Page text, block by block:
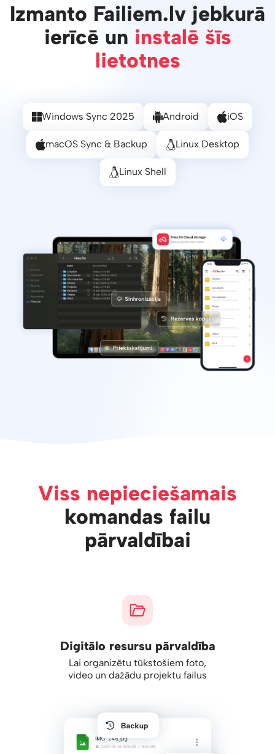
Izmanto Failiem.lv jebkurā
ierīcē un instalē šīs
lietotnes
Windows Sync 2025 Android iOS
macOS Sync & Backup Linux Desktop
Linux Shell
Viss nepieciešamais
komandas failu
pārvaldībai
Digitālo resursu pārvaldība
Lai organizētu tūkstošiem foto,
video un dažādu projektu failus